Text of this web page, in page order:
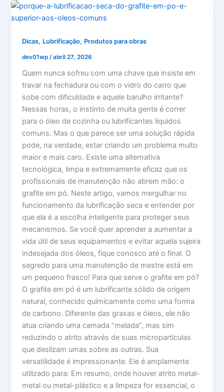
Dicas, Lubrificação, Produtos para obras
dev01wp /abril 27, 2026
Quem nunca sofreu com uma chave que insiste em
travar na fechadura ou com o vidro do carro que
sobe com dificuldade e aquele barulho irritante?
Nessas horas, o instinto de muita gente é correr
para o óleo de cozinha ou lubrificantes líquidos
comuns. Mas o que parece ser uma solução rápida
pode, na verdade, estar criando um problema muito
maior e mais caro. Existe uma alternativa
tecnológica, limpa e extremamente eficaz que os
profissionais de manutenção não abrem mão: o
grafite em pó. Neste artigo, vamos mergulhar no
funcionamento da lubrificação seca e entender por
que ela é a escolha inteligente para proteger seus
mecanismos. Se você quer aprender a aumentar a
vida útil de seus equipamentos e evitar aquela sujeira
indesejada dos óleos, fique conosco até o final. O
segredo para uma manutenção de mestre está em
um pequeno frasco! Para que serve o grafite em pó?
O grafite em pó é um lubrificante sólido de origem
natural, conhecido quimicamente como uma forma
de carbono. Diferente das graxas e óleos, ele não
atua criando uma camada “melada”, mas sim
reduzindo o atrito através de suas micropartículas
que deslizam umas sobre as outras. Sua
versatilidade é impressionante. Ele é amplamente
utilizado para: Em resumo, onde houver atrito metal-
metal ou metal-plástico e a limpeza for essencial, o